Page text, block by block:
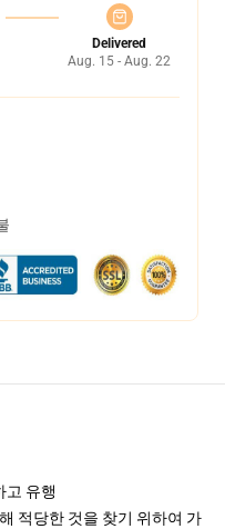
Delivered
Aug. 15 - Aug. 22
고 유행
적당한 것을 찾기 위하여 가